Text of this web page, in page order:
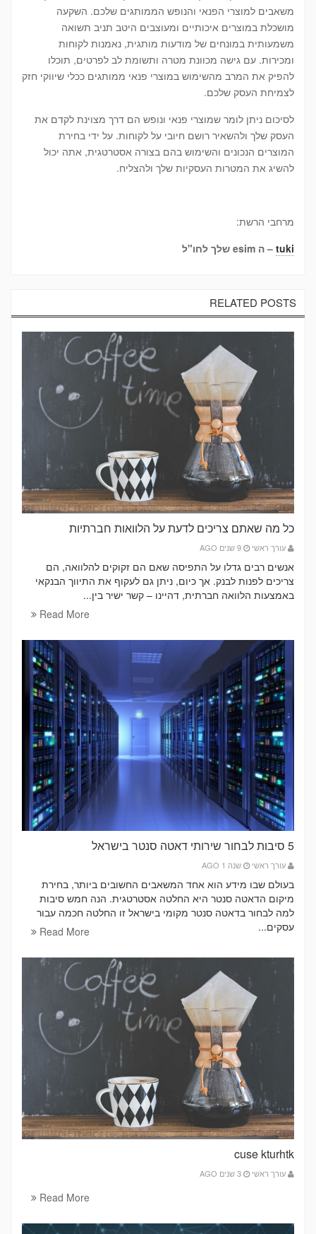
משאבים למוצרי הפנאי והנופש הממותגים שלכם. השקעה
מושכלת במוצרים איכותיים ומעוצבים היטב תניב תשואה
משמעותית במונחים של מודעות מותגית, נאמנות לקוחות
ומכירות. עם גישה מכוונת מטרה ותשומת לב לפרטים, תוכלו
להפיק את המרב מהשימוש במוצרי פנאי ממותגים ככלי שיווקי חזק
לצמיחת העסק שלכם.
לסיכום ניתן לומר שמוצרי פנאי ונופש הם דרך מצוינת לקדם את
העסק שלך ולהשאיר רושם חיובי על לקוחות. על ידי בחירת
המוצרים הנכונים והשימוש בהם בצורה אסטרטגית, אתה יכול
להשיג את המטרות העסקיות שלך ולהצליח.
מרחבי הרשת:
tuki – ה esim שלך לחו"ל
RELATED POSTS
כל מה שאתם צריכים לדעת על הלוואות חברתיות
עורך ראשי
אנשים רבים גדלו על התפיסה שאם הם זקוקים להלוואה, הם
צריכים לפנות לבנק. אך כיום, ניתן גם לעקוף את התיווך הבנקאי
באמצעות הלוואה חברתית, דהיינו – קשר ישיר בין...
Read More
5 סיבות לבחור שירותי דאטה סנטר בישראל
עורך ראשי שנה 1 AGO
בעולם שבו מידע הוא אחד המשאבים החשובים ביותר, בחירת
מיקום הדאטה סנטר היא החלטה אסטרטגית. הנה חמש סיבות
למה לבחור בדאטה סנטר מקומי בישראל זו החלטה חכמה עבור
עסקים...
Read More
cuse kturhtk
עורך ראשי
Read More